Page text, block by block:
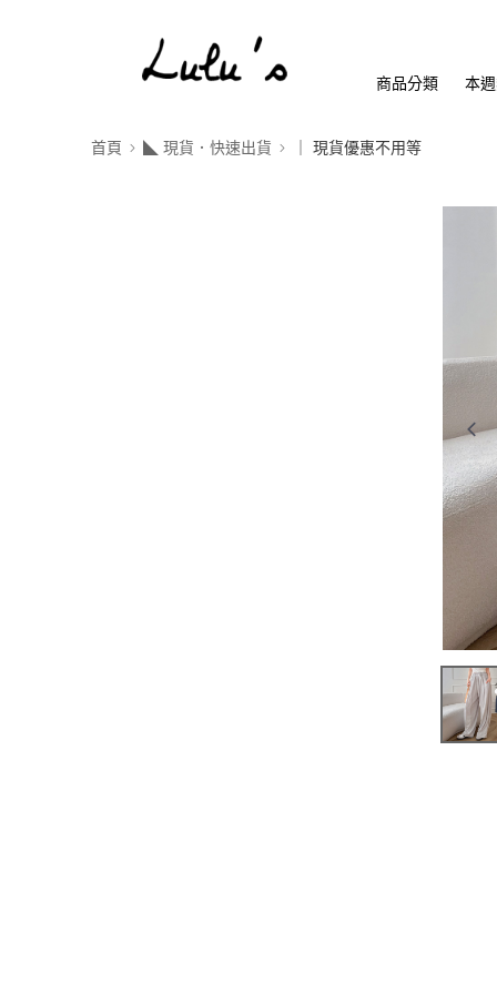
商品分類 本
首頁 ◣ 現貨．快速出貨 ｜ 現貨優惠不用等